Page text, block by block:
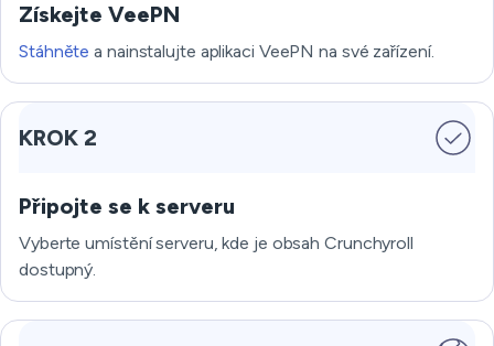
Získejte VeePN
Stáhněte a nainstalujte aplikaci VeePN na své zařízení.
KROK 2
Připojte se k serveru
Vyberte umístění serveru, kde je obsah Crunchyroll
dostupný.